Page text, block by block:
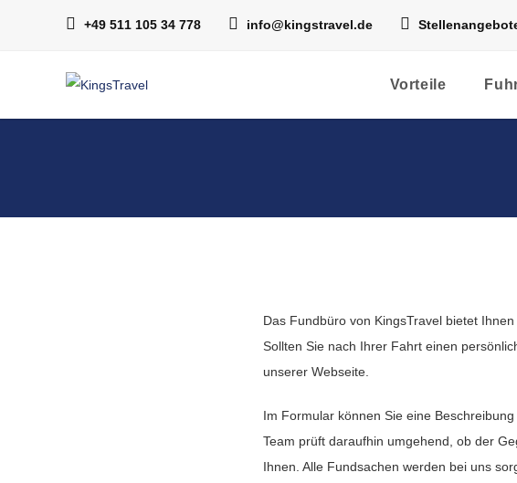
+49 511 105 34 778 info@kingstravel.de
Vorteile
Das Fundbüro von KingsTravel bietet
Sollten Sie nach Ihrer Fahrt einen
unserer Webseite.
Im Formular können Sie eine
Team prüft daraufhin umgehend, ob der
Ihnen. Alle Fundsachen werden bei uns